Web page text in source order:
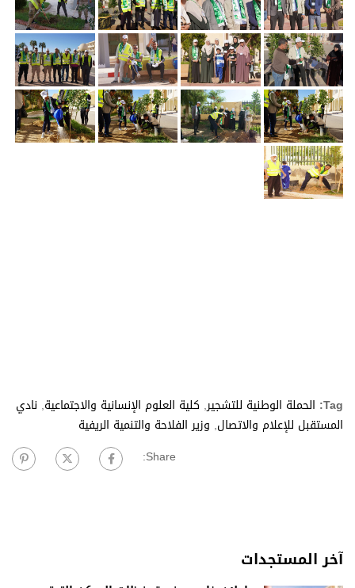
Tag: الحملة الوطنية للتشجير, كلية العلوم الإنسانية والاجتماعية, نادي
المستقبل للإعلام والاتصال, وزير الفلاحة والتنمية الريفية
Share:
آخر المستجدات